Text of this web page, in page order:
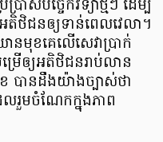
ាស់បច្ចេកវិទ្យាថ្មីៗ ដើម្បី
អតិថិជនឲ្យទាន់ពេលវេលា។
ានមុខគេលើសេវាប្រាក់
រើឲ្យអតិថិជនរាប់លាន
បានដឹងយ៉ាងច្បាស់ថា
រួមចំណែកក្នុងភាព